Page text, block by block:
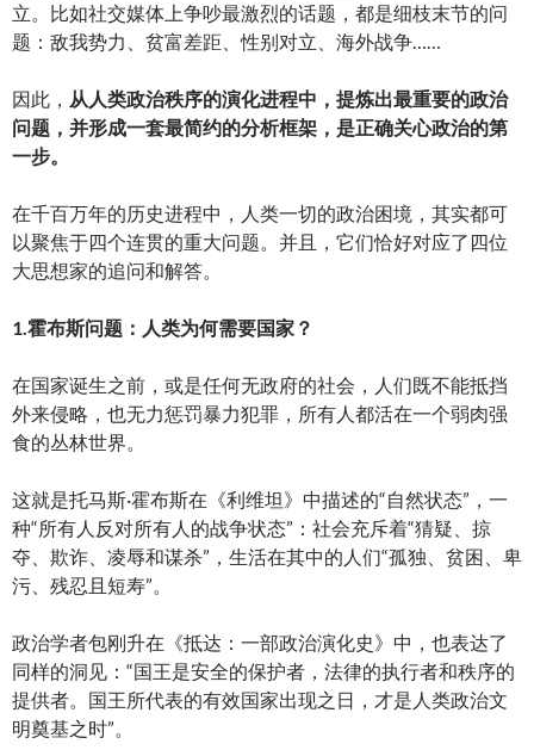
立。比如社交媒体上争吵最激烈的话题，都是细枝末节的问
题：敌我势力、贫富差距、性别对立、海外战争……
因此， 从人类政治秩序的演化进程中，提炼出最重要的政治
问题，并形成一套最简约的分析框架，是正确关心政治的第
一步。
在千百万年的历史进程中，人类一切的政治困境，其实都可
以聚焦于四个连贯的重大问题。并且，它们恰好对应了四位
大思想家的追问和解答。
1.霍布斯问题：人类为何需要国家？
在国家诞生之前，或是任何无政府的社会，人们既不能抵挡
外来侵略，也无力惩罚暴力犯罪，所有人都活在一个弱肉强
食的丛林世界。
这就是托马斯·霍布斯在《利维坦》中描述的“自然状态”，一
种“所有人反对所有人的战争状态”：社会充斥着“猜疑、掠
夺、欺诈、凌辱和谋杀”，生活在其中的人们“孤独、贫困、卑
污、残忍且短寿”。
政治学者包刚升在《抵达：一部政治演化史》中，也表达了
同样的洞见：“国王是安全的保护者，法律的执行者和秩序的
提供者。国王所代表的有效国家出现之日，才是人类政治文
明奠基之时”。